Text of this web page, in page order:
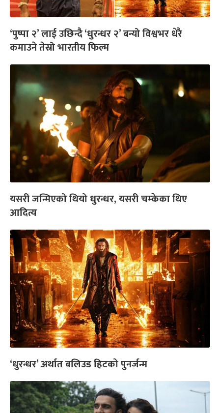
‘पुष्पा २’ लाई उछिन्दै ‘धुरन्धर २’ बन्यो विश्वभर धेरै
कमाउने तेस्रो भारतीय फिल्म
यसरी जन्मिएको थियो धुरन्धर, यसरी चम्केका थिए
आदित्य
‘धुरन्धर’ अर्थात बलिउड हिटको पुनर्जन्म